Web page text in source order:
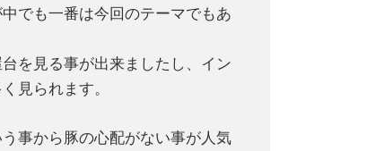
でも一番は今回のテーマでもあ
を見る事が出来ましたし、イン
見られます。
事から豚の心配がない事が人気